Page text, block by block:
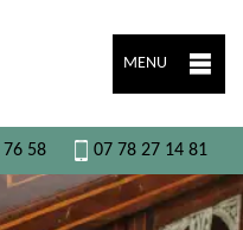
MENU
58 07 78 27 14 81